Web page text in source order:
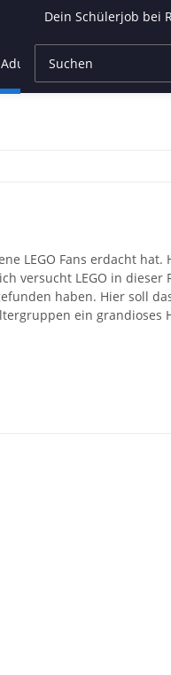
Dein Schülerjob bei
Adult Builder
LEGO Fans erdacht hat.
versucht LEGO in dieser
haben. Hier soll
ein grandioses